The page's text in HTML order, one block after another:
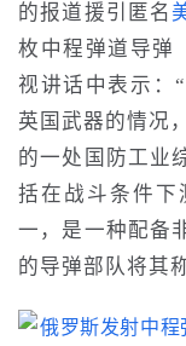
的报道援引匿名
枚中程弹道导弹
视讲话中表示：
英国武器的情况
的一处国防工业
括在战斗条件下
一，是一种配备
的导弹部队将其